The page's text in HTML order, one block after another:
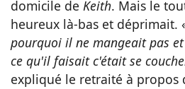
domicile de Keith. Mais le
heureux là-bas et déprimait.
pourquoi il ne mangeait pas
ce qu'il faisait c'était se
expliqué le retraité à propos